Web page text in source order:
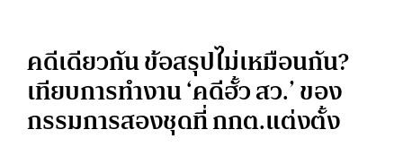
คดีเดียวกัน ข้อสรุปไม่เหมือนกัน?
เทียบการทำงาน ‘คดีฮั้ว สว.’ ของ
กรรมการสองชุดที่ กกต.แต่งตั้ง